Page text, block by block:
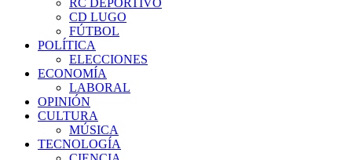
RC DEPORTIVO
CD LUGO
FÚTBOL
POLÍTICA
ELECCIONES
ECONOMÍA
LABORAL
OPINIÓN
CULTURA
MÚSICA
TECNOLOGÍA